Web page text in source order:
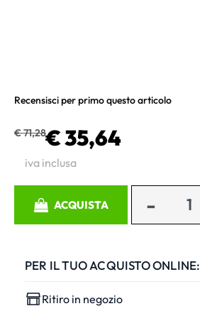
Recensisci per primo questo articolo
€ 71,28€ 35,64
iva inclusa
ACQUISTA
PER IL TUO ACQUISTO ONLINE:
Ritiro in negozio